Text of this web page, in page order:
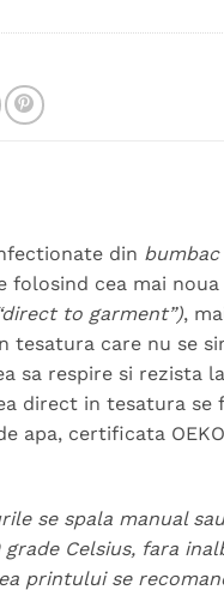
din bumbac
folosind cea mai
to garment”),
tesatura care nu se
sa respire si rezista
direct in tesatura se
apa, certificata
se spala manual
grade Celsius, fara
printului se